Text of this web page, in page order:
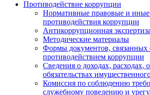
Противодействие коррупции
Нормативные правовые и иные
противодействия коррупции
Антикоррупционная экспертиза
Методические материалы
Формы документов, связанных
противодействием коррупции
Сведения о доходах, расходах,
обязательствах
Комиссия по соблюдению
служебному поведению и